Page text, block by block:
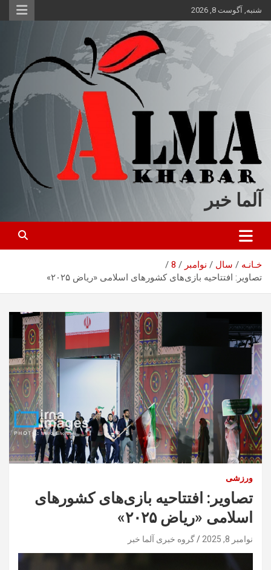
محتوا
شنبه, آگوست 8, 2026
آلما خبر
خـانـه سال نوامبر
8
تصاویر: افتتاحیه بازی‌های کشورهای اسلامی «ریاض ۲۰۲۵»
ورزشی
تصاویر: افتتاحیه بازی‌های کشورهای
اسلامی «ریاض ۲۰۲۵»
نوامبر 8, 2025 گروه خبری آلما خبر